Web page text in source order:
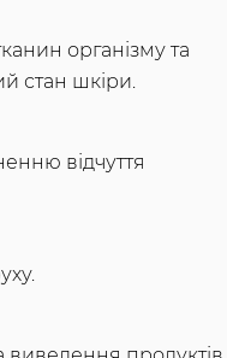
організму та
стан шкіри.
відчуття